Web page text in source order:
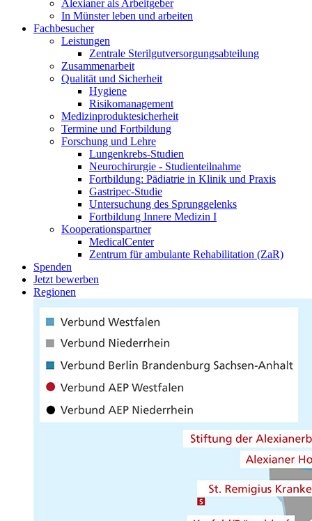
Alexianer als Arbeitgeber
In Münster leben und arbeiten
Fachbesucher
Leistungen
Zentrale Sterilgutversorgungsabteilung
Zusammenarbeit
Qualität und Sicherheit
Hygiene
Risikomanagement
Medizinproduktesicherheit
Termine und Fortbildung
Forschung und Lehre
Lungenkrebs-Studien
Neurochirurgie - Studienteilnahme
Fortbildung: Pädiatrie in Klinik und Praxis
Gastripec-Studie
Untersuchung des Sprunggelenks
Fortbildung Innere Medizin I
Kooperationspartner
MedicalCenter
Zentrum für ambulante Rehabilitation (ZaR)
Spenden
Jetzt bewerben
Regionen